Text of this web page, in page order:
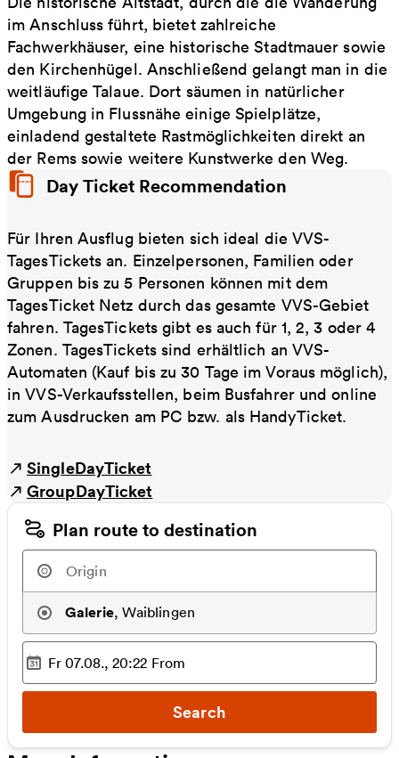
im Anschluss führt, bietet zahlreiche
Fachwerkhäuser, eine historische Stadtmauer sowie
den Kirchenhügel. Anschließend gelangt man in die
weitläufige Talaue. Dort säumen in natürlicher
Umgebung in Flussnähe einige Spielplätze,
einladend gestaltete Rastmöglichkeiten direkt an
der Rems sowie weitere Kunstwerke den Weg.
Day Ticket Recommendation
Für Ihren Ausflug bieten sich ideal die VVS-
TagesTickets an. Einzelpersonen, Familien oder
Gruppen bis zu 5 Personen können mit dem
TagesTicket Netz durch das gesamte VVS-Gebiet
fahren. TagesTickets gibt es auch für 1, 2, 3 oder 4
Zonen. TagesTickets sind erhältlich an VVS-
Automaten (Kauf bis zu 30 Tage im Voraus möglich),
in VVS-Verkaufsstellen, beim Busfahrer und online
zum Ausdrucken am PC bzw. als HandyTicket.
SingleDayTicket
GroupDayTicket
Plan route to destination
Galerie, Waiblingen
Selected time:
Fr 07.08., 20:22 From
Search